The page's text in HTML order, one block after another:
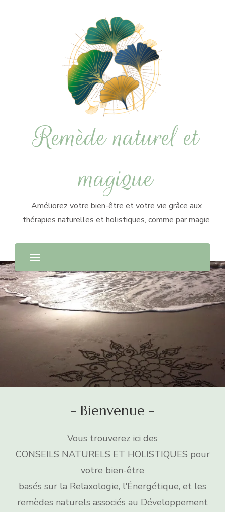
Remède naturel et
magique
Améliorez votre bien-être et votre vie grâce aux
thérapies naturelles et holistiques, comme par magie
- Bienvenue -
Vous trouverez ici des
CONSEILS NATURELS ET HOLISTIQUES pour
votre bien-être
basés sur la Relaxologie, l'Énergétique, et les
remèdes naturels associés au Développement